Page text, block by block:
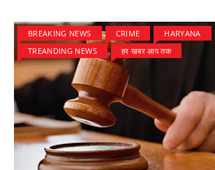
BREAKING NEWS CRIME HARYANA
TREANDING NEWS
हर खबर आप तक